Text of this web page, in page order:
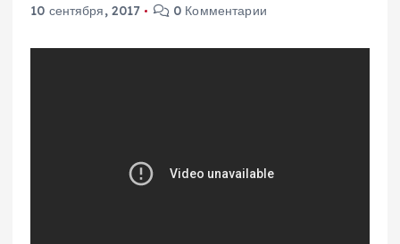
10 сентября, 2017
0 Комментарии